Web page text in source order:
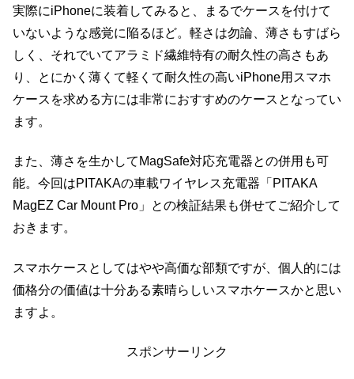
実際にiPhoneに装着してみると、まるでケースを付けて
いないような感覚に陥るほど。軽さは勿論、薄さもすばら
しく、それでいてアラミド繊維特有の耐久性の高さもあ
り、とにかく薄くて軽くて耐久性の高いiPhone用スマホ
ケースを求める方には非常におすすめのケースとなってい
ます。
また、薄さを生かしてMagSafe対応充電器との併用も可
能。今回はPITAKAの車載ワイヤレス充電器「PITAKA
MagEZ Car Mount Pro」との検証結果も併せてご紹介して
おきます。
スマホケースとしてはやや高価な部類ですが、個人的には
価格分の価値は十分ある素晴らしいスマホケースかと思い
ますよ。
スポンサーリンク